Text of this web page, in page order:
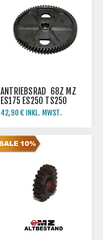
ANTRIEBSRAD 68Z MZ
ES175 ES250 TS250
ETZ250 ETZ251
42,90 € INKL. MWST.